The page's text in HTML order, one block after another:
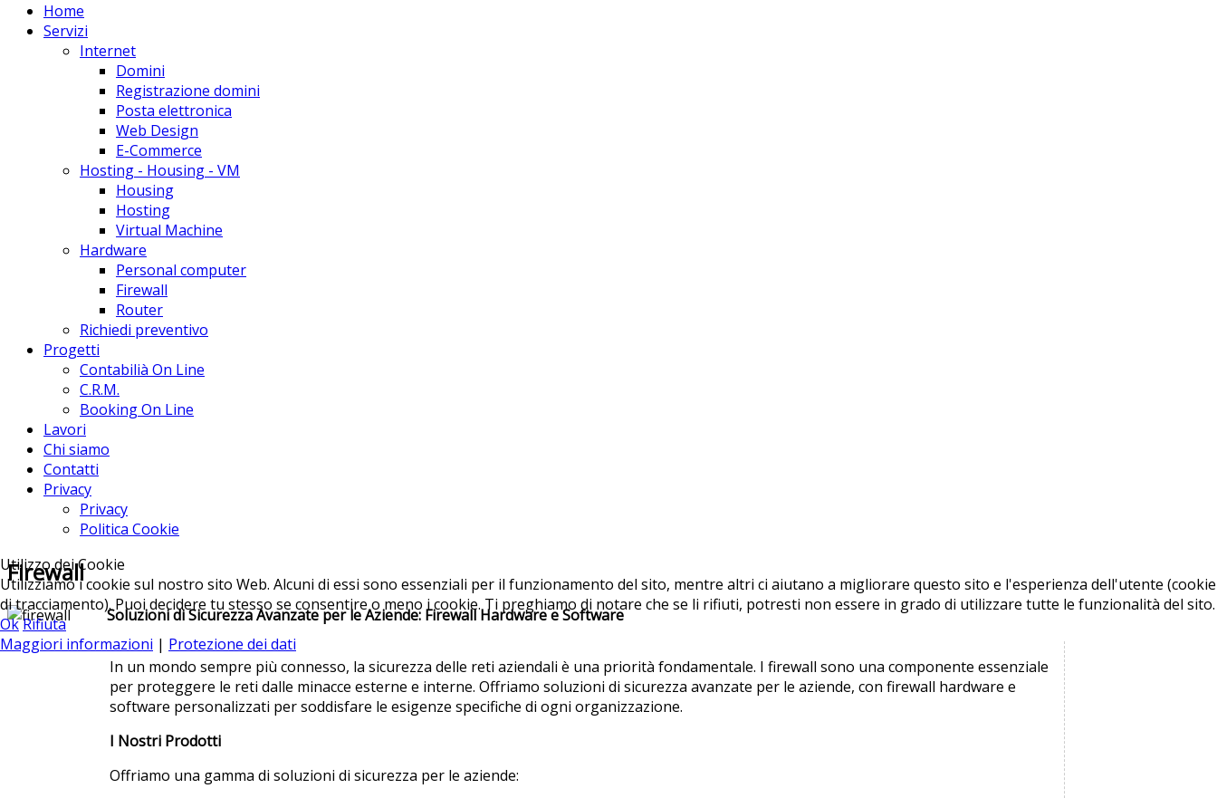
Home
Servizi
Internet
Domini
Registrazione domini
Posta elettronica
Web Design
E-Commerce
Hosting - Housing - VM
Housing
Hosting
Virtual Machine
Hardware
Personal computer
Firewall
Router
Richiedi preventivo
Progetti
Contabilià On Line
C.R.M.
Booking On Line
Lavori
Chi siamo
Contatti
Privacy
Privacy
Politica Cookie
Firewall
Soluzioni di Sicurezza Avanzate per le Aziende: Firewall Hardware e Software
In un mondo sempre più connesso, la sicurezza delle reti aziendali è una priorità fondamentale. I firewall sono una componente essenziale
per proteggere le reti dalle minacce esterne e interne. Offriamo soluzioni di sicurezza avanzate per le aziende, con firewall hardware e
software personalizzati per soddisfare le esigenze specifiche di ogni organizzazione.
I Nostri Prodotti
Offriamo una gamma di soluzioni di sicurezza per le aziende:
Utilizzo dei Cookie
Utilizziamo i cookie sul nostro sito Web. Alcuni di essi sono essenziali per il funzionamento del sito, mentre altri ci aiutano a migliorare questo sito e l'esperienza dell'utente (cookie
di tracciamento). Puoi decidere tu stesso se consentire o meno i cookie. Ti preghiamo di notare che se li rifiuti, potresti non essere in grado di utilizzare tutte le funzionalità del sito.
OkRifiuta
Maggiori informazioni | Protezione dei dati